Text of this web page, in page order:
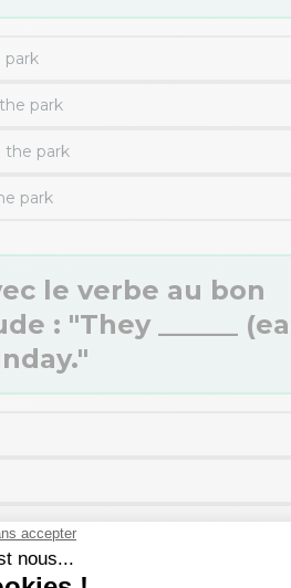
park
park
the park
park
le verbe au bon
: "They ______